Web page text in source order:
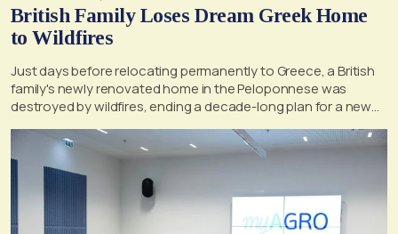
British Family Loses Dream Greek Home
to Wildfires
Just days before relocating permanently to Greece, a British
family's newly renovated home in the Peloponnese was
destroyed by wildfires, ending a decade-long plan for a new
life, according to a report by the UK's Mirror